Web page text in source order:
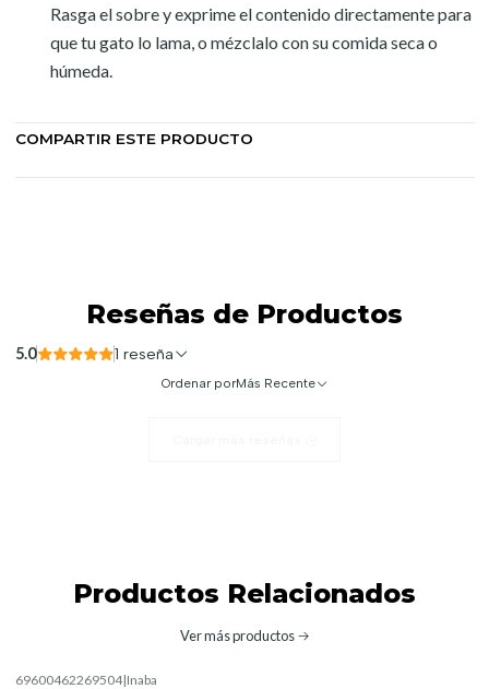
Rasga el sobre y exprime el contenido directamente para
que tu gato lo lama, o mézclalo con su comida seca o
húmeda.
COMPARTIR ESTE PRODUCTO
Reseñas de Productos
5.0 1 reseña
Ordenar porMás Recente
Productos Relacionados
Ver más productos
69600462269504|Inaba